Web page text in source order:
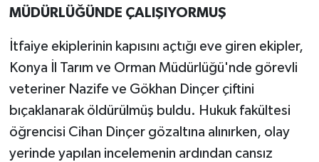
MÜDÜRLÜĞÜNDE ÇALIŞIYORMUŞ
İtfaiye ekiplerinin kapısını açtığı eve giren ekipler,
Konya İl Tarım ve Orman Müdürlüğü'nde görevli
veteriner Nazife ve Gökhan Dinçer çiftini
bıçaklanarak öldürülmüş buldu. Hukuk fakültesi
öğrencisi Cihan Dinçer gözaltına alınırken, olay
yerinde yapılan incelemenin ardından cansız